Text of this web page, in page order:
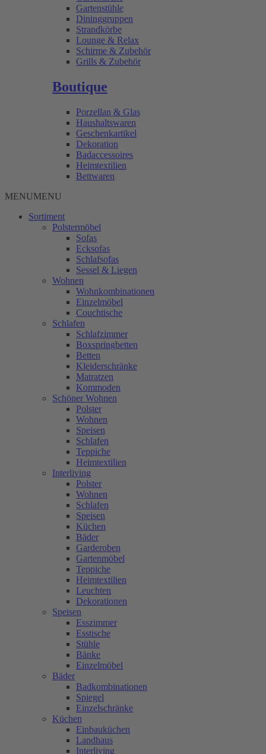
Gartenstühle
Dininggruppen
Strandkörbe
Lounge & Relax
Schirme & Zubehör
Grills & Zubehör
Boutique
Porzellan & Glas
Haushaltswaren
Geschenkartikel
Dekoration
Badaccessoires
Heimtextilien
Bettwaren
MENUMENU
Sortiment
Polstermöbel
Sofas
Ecksofas
Schlafsofas
Sessel & Liegen
Wohnen
Wohnkombinationen
Einzelmöbel
Couchtische
Schlafen
Schlafzimmer
Boxspringbetten
Betten
Kleiderschränke
Matratzen
Kommoden
Schöner Wohnen
Polster
Wohnen
Speisen
Schlafen
Teppiche
Heimtextilien
Interliving
Polster
Wohnen
Schlafen
Speisen
Küchen
Bäder
Garderoben
Gartenmöbel
Teppiche
Heimtextilien
Leuchten
Dekorationen
Speisen
Esszimmer
Esstische
Stühle
Bänke
Einzelmöbel
Bäder
Badkombinationen
Spiegel
Einzelschränke
Küchen
Einbauküchen
Landhaus
Interliving